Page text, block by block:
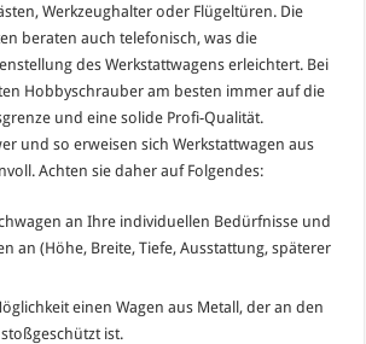
Werkzeughalter oder Flügeltüren. Die
beraten auch telefonisch, was die
des Werkstattwagens erleichtert. Bei
Hobbyschrauber am besten immer auf die
und eine solide Profi-Qualität.
und so erweisen sich Werkstattwagen aus
Achten sie daher auf Folgendes:
an Ihre individuellen Bedürfnisse und
an (Höhe, Breite, Tiefe, Ausstattung, späterer
einen Wagen aus Metall, der an den
ist.